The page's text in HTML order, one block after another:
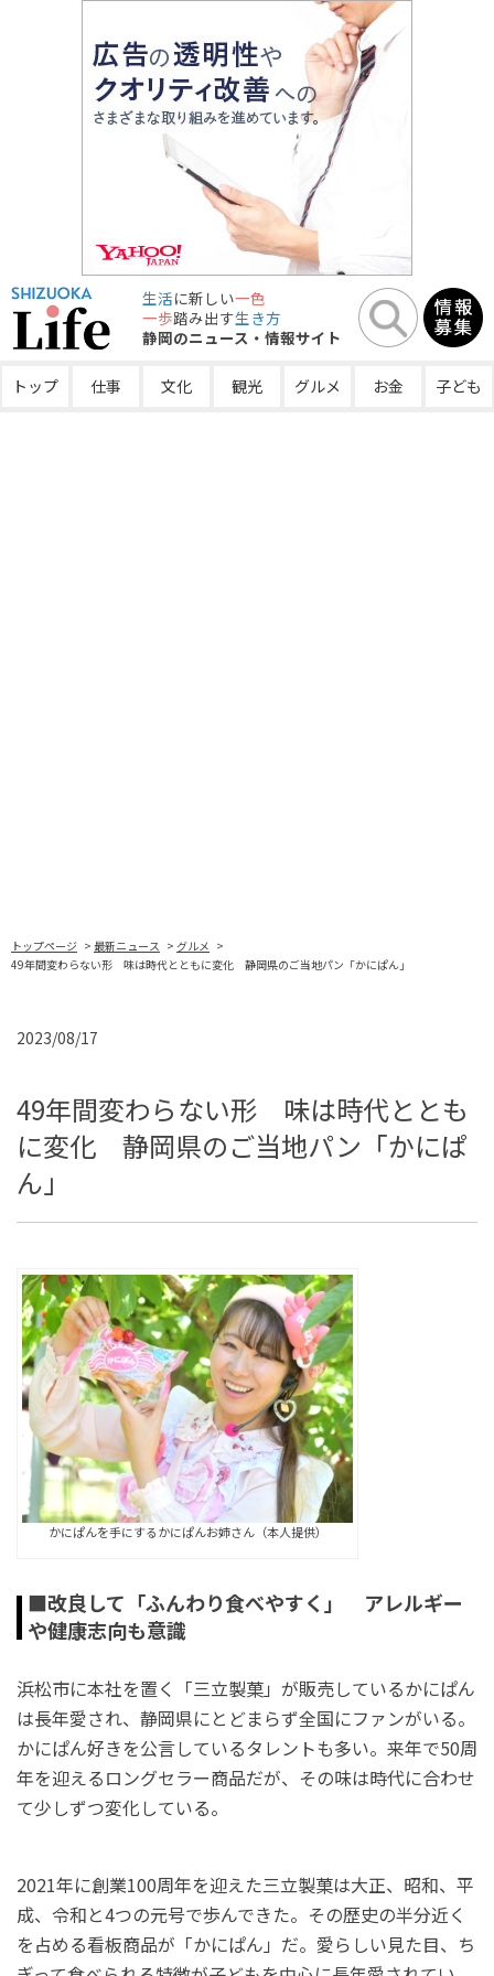
生活に新しい一色
一歩踏み出す生き方
静岡のニュース・情報サイト
トップ 仕事 文化 観光 グルメ お金 子ども
トップページ 最新ニュース
グルメ
49年間変わらない形 味は時代とともに変化 静岡県のご当地パン「かにぱん」
2023/08/17
49年間変わらない形 味は時代ととも
に変化 静岡県のご当地パン「かにぱ
ん」
かにぱんを手にするかにぱんお姉さん（本人提供）
■改良して「ふんわり食べやすく」 アレルギー
や健康志向も意識
浜松市に本社を置く「三立製菓」が販売しているかにぱん
は長年愛され、静岡県にとどまらず全国にファンがいる。
かにぱん好きを公言しているタレントも多い。来年で50周
年を迎えるロングセラー商品だが、その味は時代に合わせ
て少しずつ変化している。
2021年に創業100周年を迎えた三立製菓は大正、昭和、平
成、令和と4つの元号で歩んできた。その歴史の半分近く
を占める看板商品が「かにぱん」だ。愛らしい見た目、ち